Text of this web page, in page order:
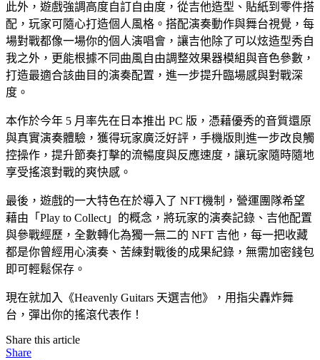
此外，遊戲強調高度自訂自由度，從吉他造型、貼紙到零件搭
配，玩家可隨心打造個人風格。搭配演奏動作與舞台視覺，每
場對戰都像一場你的個人演唱會，讓吉他除了可以炫造型秀自
我之外，更能根據不同曲風自由調整效果器模組與音色參數，
打造最適合該曲目的演奏配置，進一步提升臨場感與對戰深
度。
本作於今年 5 月率先在日本推出 PC 版，憑藉優秀的音質還原
與真實演奏體驗，獲得玩家廣泛好評，手機版則進一步改良觸
控操作，提升節奏打擊的流暢度與反應速度，讓玩家隨時隨地
享受搖滾對戰的爽快感。
最後，遊戲的一大特色在於導入了 NFT機制，營運團隊希望
藉由「Play to Collect」的概念，將玩家的演奏記錄、吉他配置
與參戰經歷，全數轉化為獨一無二的 NFT 吉他，每一把收藏
都是你曾經用心演奏、苦練對戰後的成果紀錄，無需加密錢包
即可輕鬆保存。
現在就加入《Heavenly Guitars 天選吉他》，用指尖轟炸舞
台，彈出你的搖滾代表作！
Share this article
Share